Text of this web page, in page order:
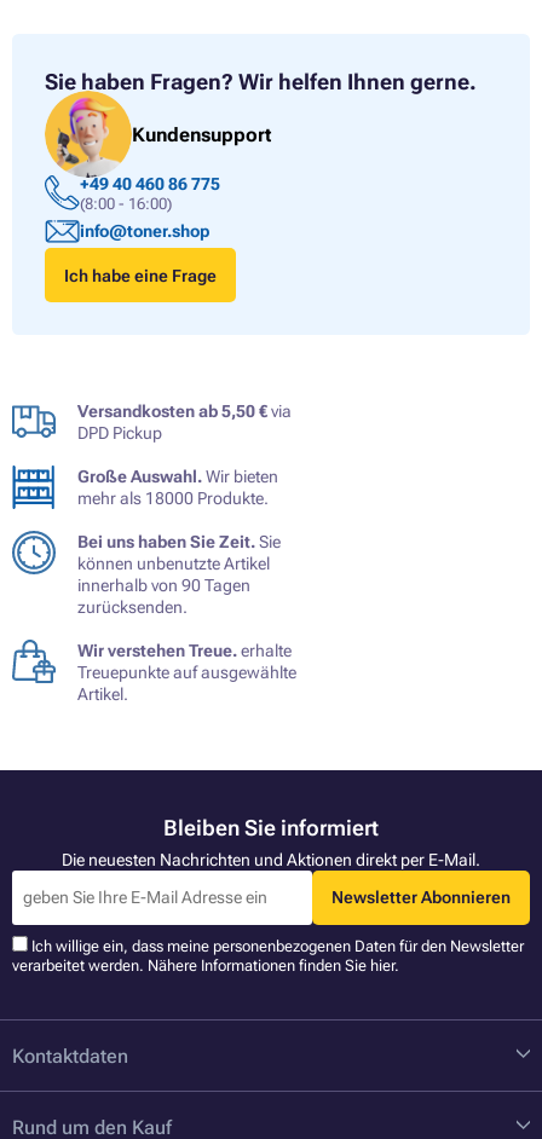
Sie haben Fragen? Wir helfen Ihnen gerne.
Kundensupport
+49 40 460 86 775
(8:00 - 16:00)
info@toner.shop
Ich habe eine Frage
Versandkosten ab 5,50 €via
DPD Pickup
Große Auswahl.Wir bieten
mehr als 18000 Produkte.
Bei uns haben Sie Zeit.Sie
können unbenutzte Artikel
innerhalb von 90 Tagen
zurücksenden.
Wir verstehen Treue.erhalte
Treuepunkte auf ausgewählte
Artikel.
Bleiben Sie informiert
Die neuesten Nachrichten und Aktionen direkt per E-Mail.
Newsletter Abonnieren
Ich willige ein, dass meine personenbezogenen Daten für den Newsletter
verarbeitet werden. Nähere Informationen finden Sie hier.
Kontaktdaten
Rund um den Kauf